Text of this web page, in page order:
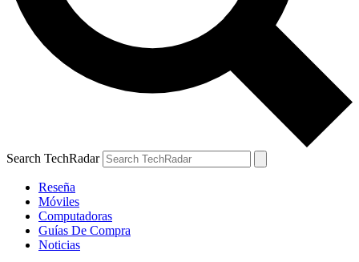
Search TechRadar
Reseña
Móviles
Computadoras
Guías De Compra
Noticias